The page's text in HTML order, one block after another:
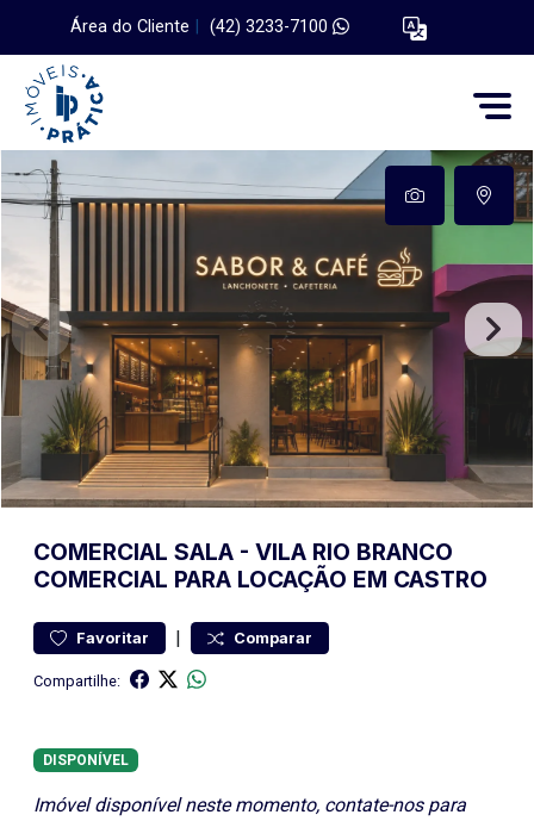
Área do Cliente (42) 3233-7100
COMERCIAL SALA - VILA RIO BRANCO
COMERCIAL PARA LOCAÇÃO EM CASTRO
Favoritar | Comparar
Compartilhe:
DISPONÍVEL
Imóvel disponível neste momento, contate-nos para